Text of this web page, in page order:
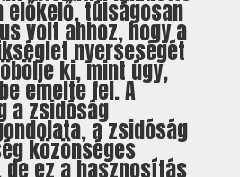
előkelő, túlságosan
volt ahhoz, hogy a
nyerseségét
ki, mint úgy,
emelte fel. A
a zsidóság
a zsidóság
közönséges
ez a hasznosítás